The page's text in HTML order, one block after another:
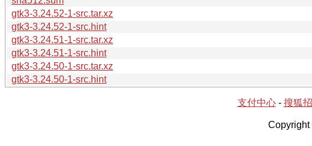
gtk3-3.24.52-1-src.tar.xz
gtk3-3.24.52-1-src.hint
gtk3-3.24.51-1-src.tar.xz
gtk3-3.24.51-1-src.hint
gtk3-3.24.50-1-src.tar.xz
gtk3-3.24.50-1-src.hint
支付中心- 搜狐
Copyright